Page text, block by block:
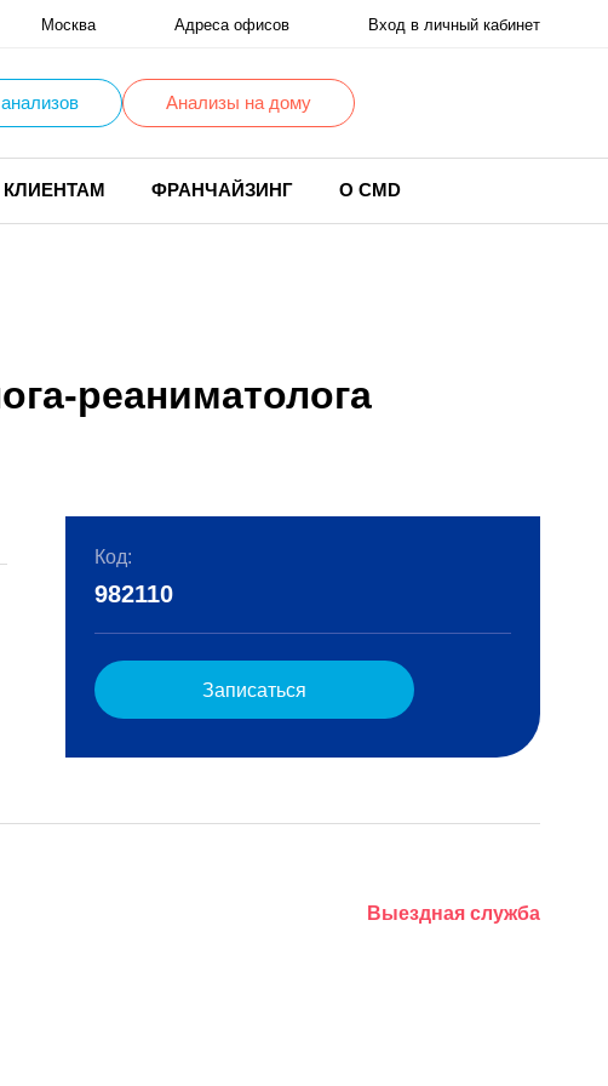
Москва Адреса офисов Вход в личный кабинет
Анализы на дому
ФРАНЧАЙЗИНГ О CMD
реаниматолога
Код:
982110
Записаться
Выездная служба